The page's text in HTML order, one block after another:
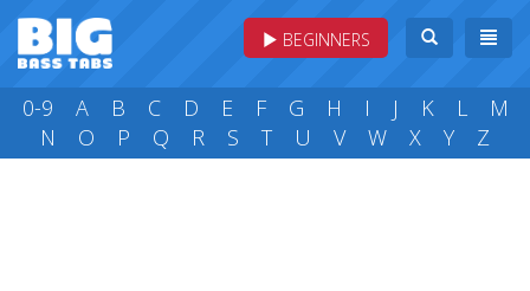
BEGINNERS
0-9 A B C D E F G H I J K L
M
N
O P Q R S T U V W X Y Z